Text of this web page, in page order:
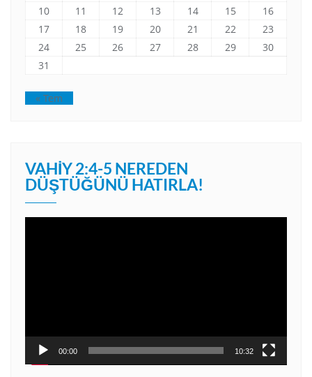
10 11 12 13 14 15
16
17
18 19 20 21 22
23
24
25 26 27 28 29
30
31
« Tem
VAHIY 2:4-5 NEREDEN
DÜŞTÜĞÜNÜ HATIRLA!
00:00 10:32